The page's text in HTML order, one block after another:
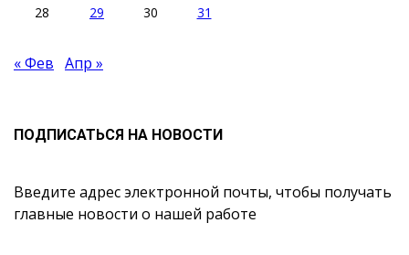
28
29 30 31
« Фев Апр »
ПОДПИСАТЬСЯ НА НОВОСТИ
Введите адрес электронной почты, чтобы получать
главные новости о нашей работе